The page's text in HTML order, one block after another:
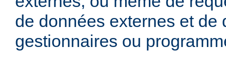
de données externes et de
gestionnaires ou